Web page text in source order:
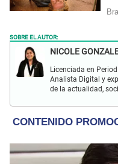
SOBRE EL AUTOR:
NICOLE
Licenciada en
Analista Digital y
de la actualidad,